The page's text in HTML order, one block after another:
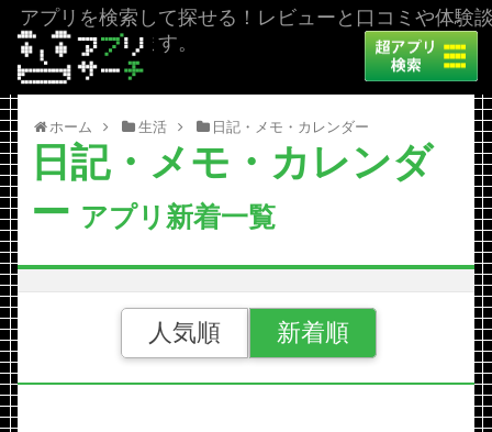
アプリを検索して探せる！レビューと口コミや体験
を掲載しています。
ホーム 生活 日記・メモ・カレンダー
日記・メモ・カレンダ
ー アプリ新着一覧
人気順 新着順